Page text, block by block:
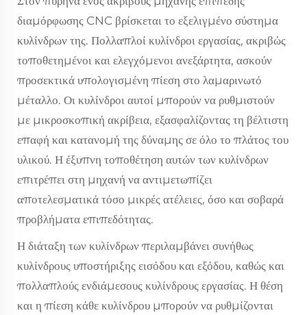
διαμόρφωσης CNC βρίσκεται το εξελιγμένο σύστημα
κυλίνδρων της. Πολλαπλοί κυλίνδροι εργασίας, ακριβώς
τοποθετημένοι και ελεγχόμενοι ανεξάρτητα, ασκούν
προσεκτικά υπολογισμένη πίεση στο λαμαρινωτό
μέταλλο. Οι κυλίνδροι αυτοί μπορούν να ρυθμιστούν
με μικροσκοπική ακρίβεια, εξασφαλίζοντας τη βέλτιστη
επαφή και κατανομή της δύναμης σε όλο το πλάτος του
υλικού. Η έξυπνη τοποθέτηση αυτών των κυλίνδρων
επιτρέπει στη μηχανή να αντιμετωπίζει
αποτελεσματικά τόσο μικρές ατέλειες, όσο και σοβαρά
προβλήματα επιπεδότητας.
Η διάταξη των κυλίνδρων περιλαμβάνει συνήθως
κυλίνδρους υποστήριξης εισόδου και εξόδου, καθώς και
πολλαπλούς ενδιάμεσους κυλίνδρους εργασίας. Η θέση
και η πίεση κάθε κυλίνδρου μπορούν να ρυθμίζονται